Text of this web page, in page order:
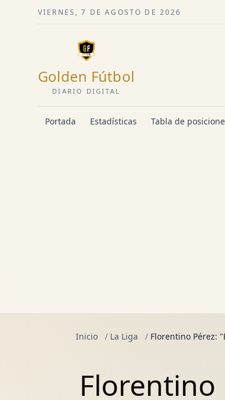
VIERNES, 7 DE AGOSTO DE 2026
Golden Fútbol
DIARIO DIGITAL
Portada Estadísticas Tabla de
Inicio / La Liga / Florentino Pérez:
Florentino